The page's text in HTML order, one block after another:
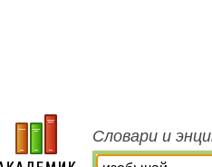
Словари и